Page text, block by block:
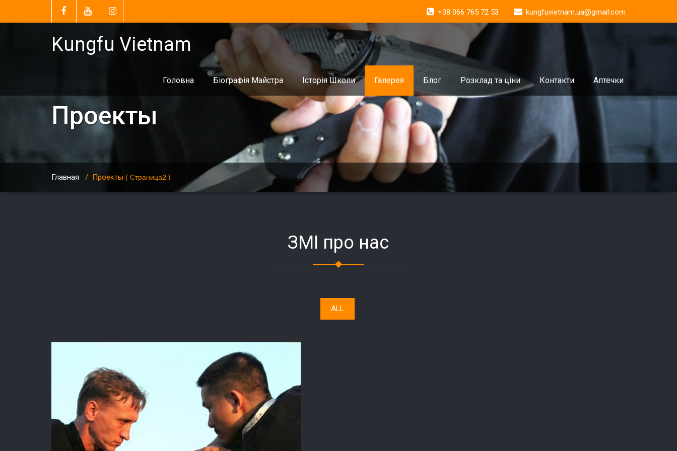
+38 066 765 72 53 kungfuvietnam.ua@gmail.com
Kungfu Vietnam
Головна Біографія Майстра Історія Школи Галерея Блог Розклад та ціни Контакти Аптечки
Проекты
Главная / Проекты ( Страница2 )
ЗМІ про нас
ALL